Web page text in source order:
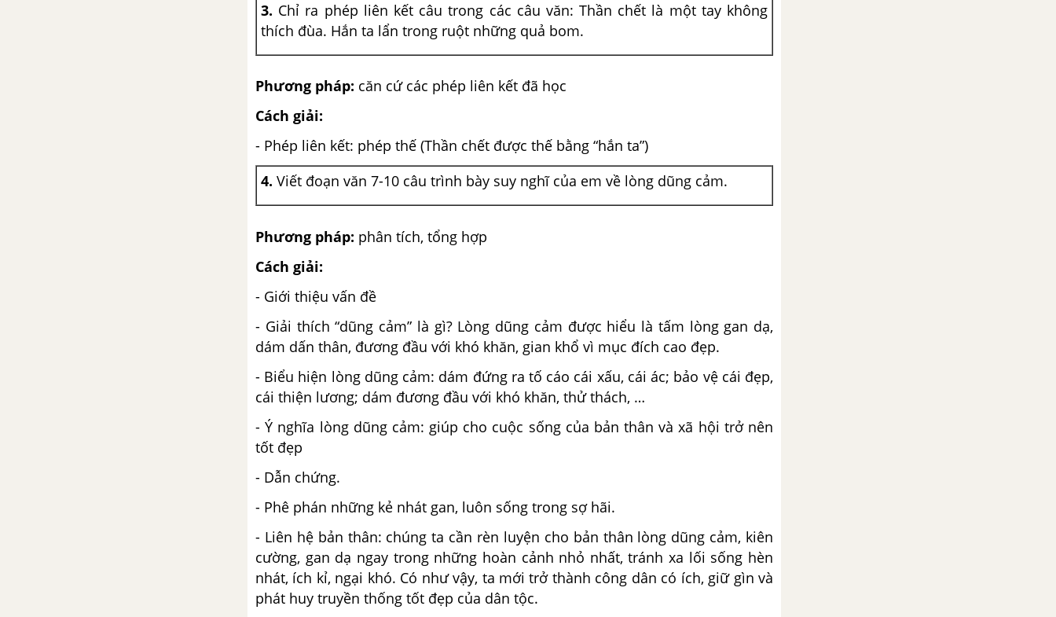
3. Chỉ ra phép liên kết câu trong các câu văn: Thần chết là một tay không
thích đùa. Hắn ta lẩn trong ruột những quả bom.
Phương pháp: căn cứ các phép liên kết đã học
Cách giải:
- Phép liên kết: phép thế (Thần chết được thế bằng “hắn ta”)
4. Viết đoạn văn 7-10 câu trình bày suy nghĩ của em về lòng dũng cảm.
Phương pháp: phân tích, tổng hợp
Cách giải:
- Giới thiệu vấn đề
- Giải thích “dũng cảm” là gì? Lòng dũng cảm được hiểu là tấm lòng gan dạ,
dám dấn thân, đương đầu với khó khăn, gian khổ vì mục đích cao đẹp.
- Biểu hiện lòng dũng cảm: dám đứng ra tố cáo cái xấu, cái ác; bảo vệ cái đẹp,
cái thiện lương; dám đương đầu với khó khăn, thử thách, …
- Ý nghĩa lòng dũng cảm: giúp cho cuộc sống của bản thân và xã hội trở nên
tốt đẹp
- Dẫn chứng.
- Phê phán những kẻ nhát gan, luôn sống trong sợ hãi.
- Liên hệ bản thân: chúng ta cần rèn luyện cho bản thân lòng dũng cảm, kiên
cường, gan dạ ngay trong những hoàn cảnh nhỏ nhất, tránh xa lối sống hèn
nhát, ích kỉ, ngại khó. Có như vậy, ta mới trở thành công dân có ích, giữ gìn và
phát huy truyền thống tốt đẹp của dân tộc.